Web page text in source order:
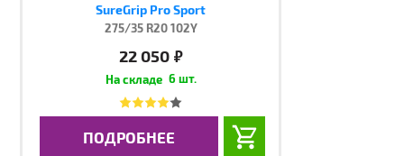
SureGrip Pro Sport
275/35 R20 102Y
22 050 руб.
6 шт.
ПОДРОБНЕЕ